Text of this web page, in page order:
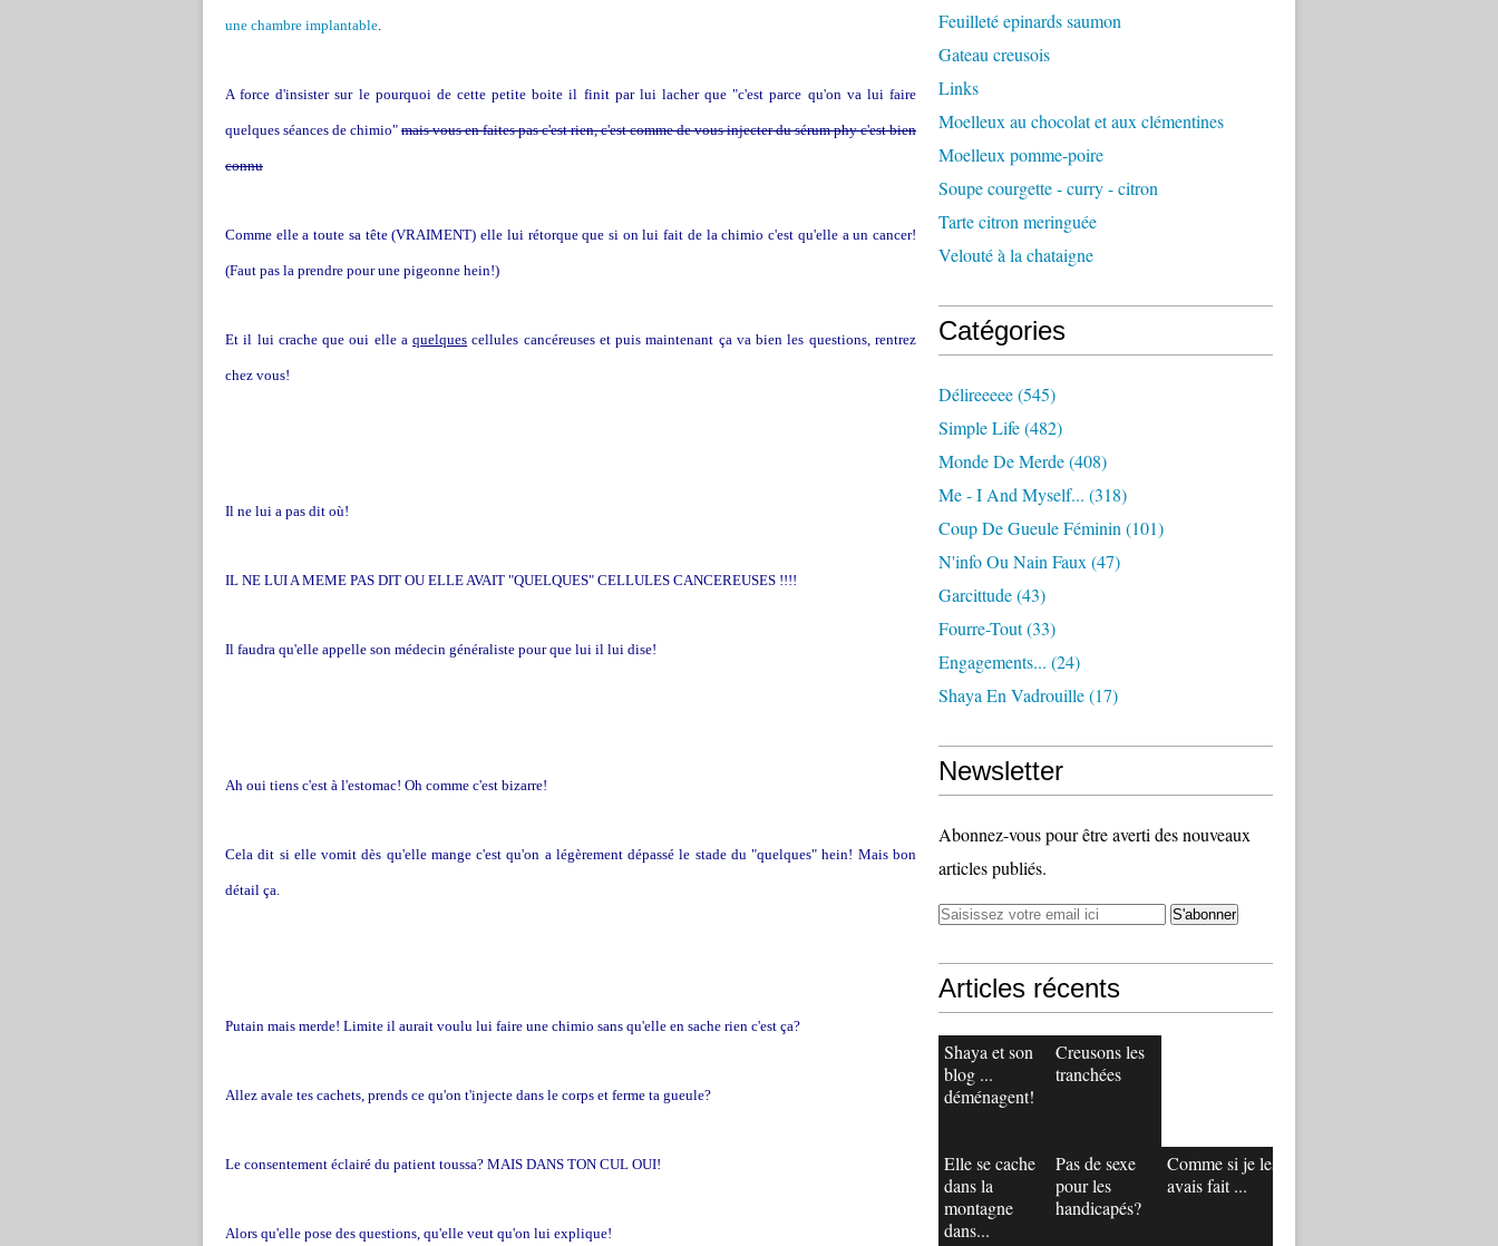
une chambre implantable.
A force d'insister sur le pourquoi de cette petite boite il finit par lui lacher que "c'est parce qu'on va lui faire
quelques séances de chimio" mais vous en faites pas c'est rien, c'est comme de vous injecter du sérum phy c'est bien
connu
Comme elle a toute sa tête (VRAIMENT) elle lui rétorque que si on lui fait de la chimio c'est qu'elle a un cancer!
(Faut pas la prendre pour une pigeonne hein!)
Et il lui crache que oui elle aquelques cellules cancéreuses et puis maintenant ça va bien les questions, rentrez
chez vous!
Il ne lui a pas dit où!
IL NE LUI A MEME PAS DIT OU ELLE AVAIT "QUELQUES" CELLULES CANCEREUSES !!!!
Il faudra qu'elle appelle son médecin généraliste pour que lui il lui dise!
Ah oui tiens c'est à l'estomac! Oh comme c'est bizarre!
Cela dit si elle vomit dès qu'elle mange c'est qu'on a légèrement dépassé le stade du "quelques" hein! Mais bon
détail ça.
Putain mais merde! Limite il aurait voulu lui faire une chimio sans qu'elle en sache rien c'est ça?
Allez avale tes cachets, prends ce qu'on t'injecte dans le corps et ferme ta gueule?
Le consentement éclairé du patient toussa? MAIS DANS TON CUL OUI!
Alors qu'elle pose des questions, qu'elle veut qu'on lui explique!
Feuilleté epinards saumon
Gateau creusois
Links
Moelleux au chocolat et aux clémentines
Moelleux pomme-poire
Soupe courgette - curry - citron
Tarte citron meringuée
Velouté à la chataigne
Catégories
Délireeeee(545)
Simple Life(482)
Monde De Merde(408)
Me - I And Myself... (318)
Coup De Gueule Féminin (101)
N'info Ou Nain Faux (47)
Garcittude(43)
Fourre-Tout(33)
Engagements... (24)
Shaya En Vadrouille(17)
Newsletter
Abonnez-vous pour être averti des nouveaux
articles publiés.
Articles récents
Shaya et son
blog ...
déménagent!
Creusons les
tranchées
Elle se cache
dans la
montagne
dans...
Pas de sexe
pour les
handicapés?
Comme si je les
avais fait ...